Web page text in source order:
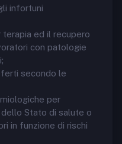
infortuni
terapia ed il recupero
con patologie
secondo le
per
Stato di salute o
in funzione di rischi